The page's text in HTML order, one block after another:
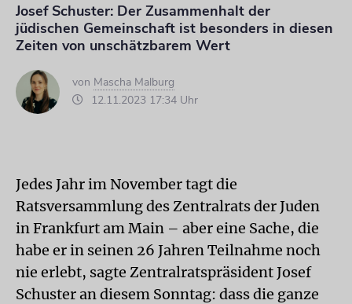
Josef Schuster: Der Zusammenhalt der
jüdischen Gemeinschaft ist besonders in diesen
Zeiten von unschätzbarem Wert
von Mascha Malburg
12.11.2023 17:34 Uhr
Jedes Jahr im November tagt die
Ratsversammlung des Zentralrats der Juden
in Frankfurt am Main – aber eine Sache, die
habe er in seinen 26 Jahren Teilnahme noch
nie erlebt, sagte Zentralratspräsident Josef
Schuster an diesem Sonntag: dass die ganze